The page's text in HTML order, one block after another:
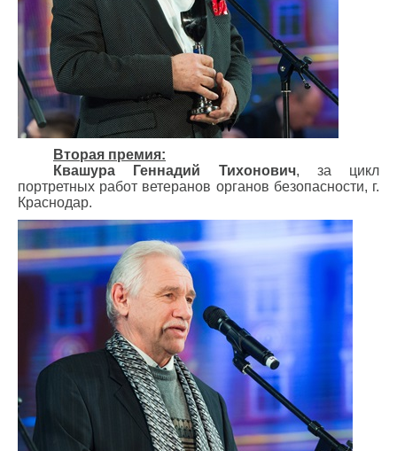
Вторая премия:
Квашура Геннадий Тихонович, за цикл
портретных работ ветеранов органов безопасности, г.
Краснодар.